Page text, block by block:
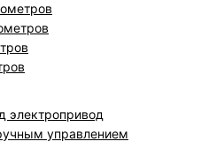
электропривод
управлением